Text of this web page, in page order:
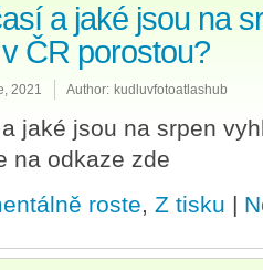
a jaké jsou na
ČR porostou?
2021 Author: kudluvfotoatlashub
jaké jsou na srpen
na odkaze zde
roste, Z tisku |